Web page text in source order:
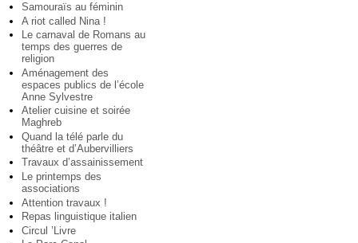
Samouraïs au féminin
A riot called Nina !
Le carnaval de Romans au
temps des guerres de
religion
Aménagement des
espaces publics de l’école
Anne Sylvestre
Atelier cuisine et soirée
Maghreb
Quand la télé parle du
théâtre et d’Aubervilliers
Travaux d’assainissement
Le printemps des
associations
Attention travaux !
Repas linguistique italien
Circul ’Livre